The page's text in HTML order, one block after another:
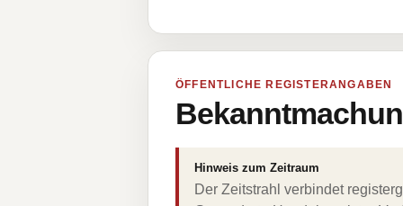
ÖFFENTLICHE REGISTERANGABEN
Hinweis zum Zeitraum
Der Zeitstrahl verbindet